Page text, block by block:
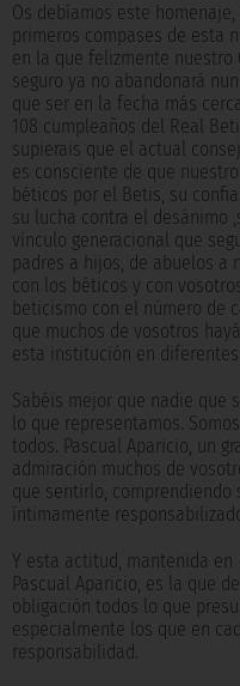
Os debíamos este
primeros compases de esta
en la que felizmente nuestro
seguro ya no abandonará
que ser en la fecha más
108 cumpleaños del Real
supierais que el actual
es consciente de que
béticos por el Betis, su
su lucha contra el desánimo
vínculo generacional que
padres a hijos, de abuelos a
con los béticos y con
beticismo con el número de
que muchos de vosotros
esta institución en
Sabéis mejor que nadie que
lo que representamos.
todos. Pascual Aparicio, un
admiración muchos de
que sentirlo,
íntimamente
Y esta actitud, mantenida
Pascual Aparicio, es la que
obligación todos lo que
especialmente los que en
responsabilidad.